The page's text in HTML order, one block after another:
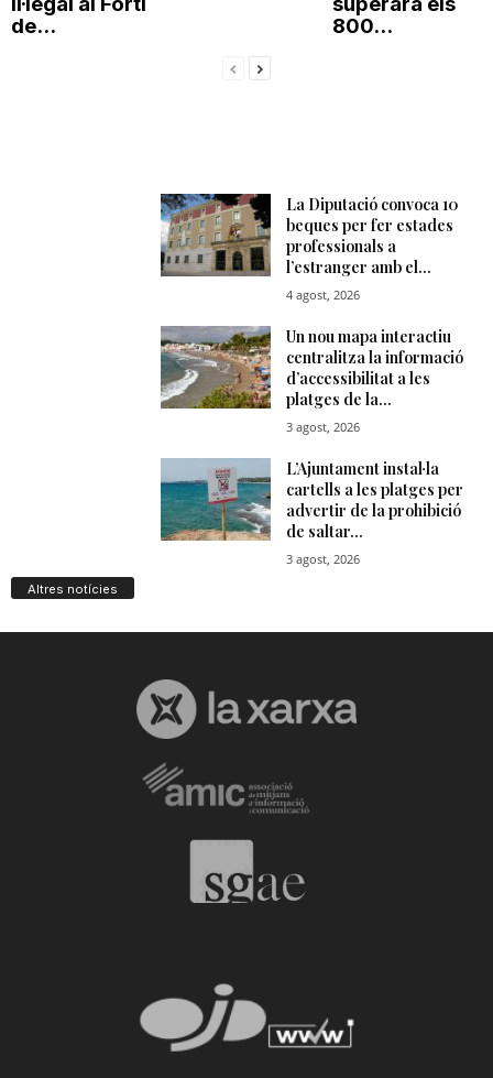
de...
800...
Altres notícies